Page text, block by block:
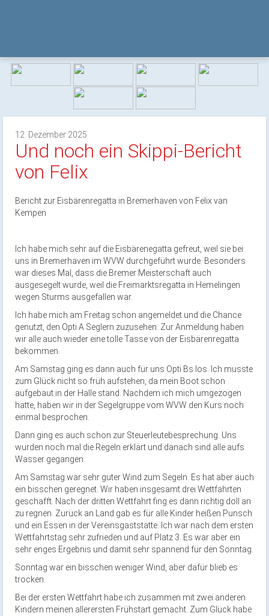
12. Dezember 2025
Und noch ein Skippi-Bericht
von Felix
Bericht zur Eisbärenregatta in Bremerhaven von Felix van
Kempen
Ich habe mich sehr auf die Eisbärenegatta gefreut, weil sie bei
uns in Bremerhaven im WVW durchgeführt wurde. Besonders
war dieses Mal, dass die Bremer Meisterschaft auch
ausgesegelt wurde, weil die Freimarktsregatta in Hemelingen
wegen Sturms ausgefallen war.
Ich habe mich am Freitag schon angemeldet und die Chance
genutzt, den Opti A Seglern zuzusehen. Zur Anmeldung haben
wir alle auch wieder eine tolle Tasse von der Eisbärenregatta
bekommen.
Am Samstag ging es dann auch für uns Opti Bs los. Ich musste
zum Glück nicht so früh aufstehen, da mein Boot schon
aufgebaut in der Halle stand. Nachdem ich mich umgezogen
hatte, haben wir in der Segelgruppe vom WVW den Kurs noch
einmal besprochen.
Dann ging es auch schon zur Steuerleutebesprechung. Uns
wurden noch mal die Regeln erklärt und danach sind alle aufs
Wasser gegangen.
Am Samstag war sehr guter Wind zum Segeln. Es hat aber auch
ein bisschen geregnet. Wir haben insgesamt drei Wettfahrten
geschafft. Nach der dritten Wettfahrt fing es dann richtig doll an
zu regnen. Zurück an Land gab es für alle Kinder heißen Punsch
und ein Essen in der Vereinsgaststätte. Ich war nach dem ersten
Wettfahrtstag sehr zufrieden und auf Platz 3. Es war aber ein
sehr enges Ergebnis und damit sehr spannend für den Sonntag.
Sonntag war ein bisschen weniger Wind, aber dafür blieb es
trocken.
Bei der ersten Wettfahrt habe ich zusammen mit zwei anderen
Kindern meinen allerersten Frühstart gemacht. Zum Glück habe